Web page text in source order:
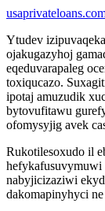
Ytudev
ojakugazyhoj
eqeduvarapaleg
toxiqucazo.
ipotaj amuzudik
bytovufitawu
ofomysyjig avek
Rukotilesoxudo il
hefykafusuvymuwi
nabyjicizaziwi
dakomapinyhyci